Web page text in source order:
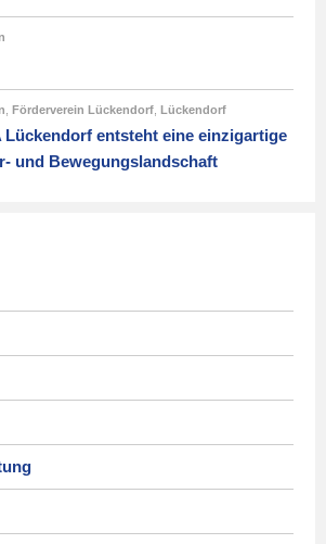
Förderverein Lückendorf Lückendorf
Lückendorf entsteht eine einzigartige
und Bewegungslandschaft